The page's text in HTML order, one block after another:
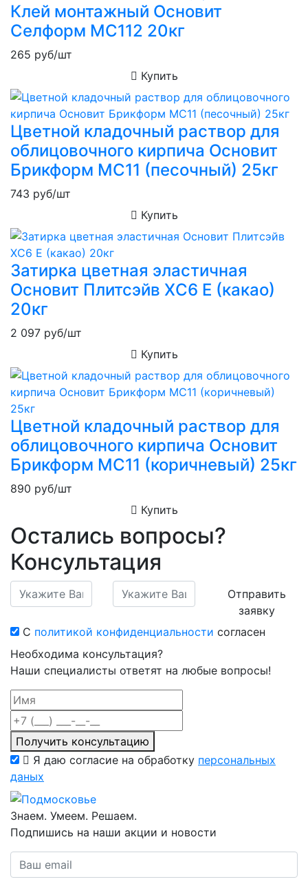
Клей монтажный Основит
Селформ MC112 20кг
265 руб/шт
Купить
Цветной кладочный раствор для
облицовочного кирпича Основит
Брикформ MC11 (песочный) 25кг
743 руб/шт
Купить
Затирка цветная эластичная
Основит Плитсэйв XC6 E (какао)
20кг
2 097 руб/шт
Купить
Цветной кладочный раствор для
облицовочного кирпича Основит
Брикформ MC11 (коричневый) 25кг
890 руб/шт
Купить
Остались вопросы?
Консультация
Отправить
заявку
С политикой конфиденциальности согласен
Необходима консультация?
Наши специалисты ответят на любые вопросы!
Получить консультацию
Я даю согласие на обработку персональных
даных
Знаем. Умеем. Решаем.
Подпишись на наши акции и новости